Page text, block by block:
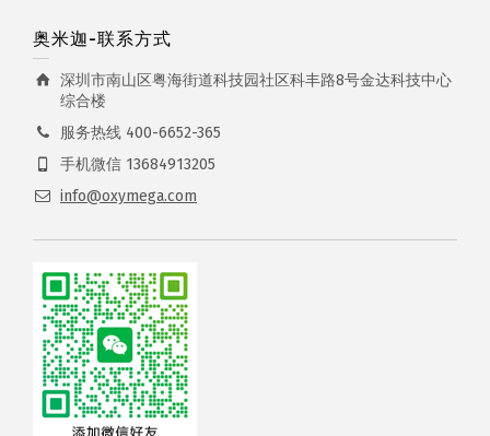
奥米迦-联系方式
深圳市南山区粤海街道科技园社区科丰路8号金达科技中心
综合楼
服务热线 400-6652-365
手机微信 13684913205
info@oxymega.com